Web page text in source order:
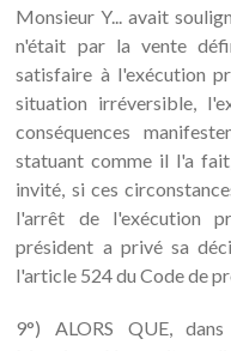
Monsieur Y... avait
n'était par la vente
satisfaire à l'exécution
situation irréversible,
conséquences
statuant comme il l'a
invité, si ces
l'arrêt de l'exécution
président a privé sa
l'article 524 du Code de
9°) ALORS QUE,